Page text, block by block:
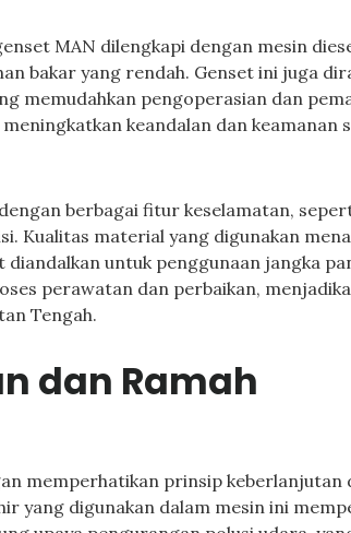
MAN dilengkapi dengan mesin
bakar yang rendah. Genset ini juga
memudahkan pengoperasian dan
keandalan dan keamanan
berbagai fitur keselamatan,
Kualitas material yang digunakan
untuk penggunaan jangka
perawatan dan perbaikan,
Tengah.
dan Ramah
memperhatikan prinsip keberlanjutan
yang digunakan dalam mesin ini